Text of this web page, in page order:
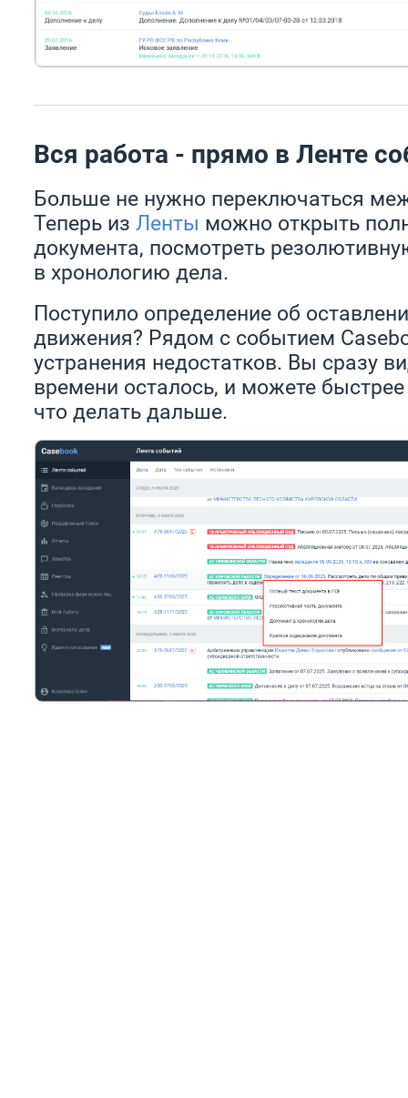
Вся работа - прямо в Ленте
Больше не нужно переключаться
Теперь из Ленты можно открыть
документа, посмотреть
в хронологию дела.
Поступило определение об
движения? Рядом с событием
устранения недостатков. Вы сразу
времени осталось, и можете
что делать дальше.